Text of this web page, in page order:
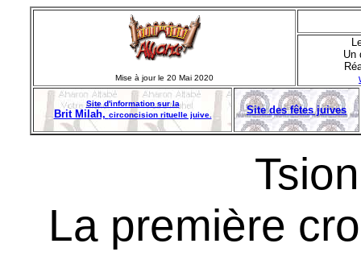
Mise à jour le 20 Mai 2020
Un
Site d'information sur la
Brit Milah, circoncision rituelle juive. Site des fêtes juives
La première